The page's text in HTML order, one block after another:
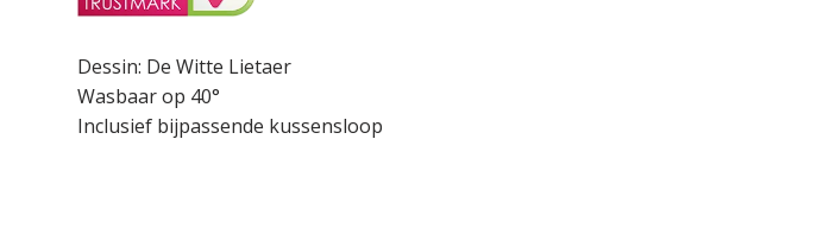
Dessin: De Witte Lietaer
Wasbaar op 40°
Inclusief bijpassende kussensloop